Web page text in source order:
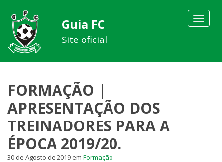
Toggle
Guia FC
Site oficial
FORMAÇÃO |
APRESENTAÇÃO DOS
TREINADORES PARA A
ÉPOCA 2019/20.
30 de Agosto de 2019 em Formação